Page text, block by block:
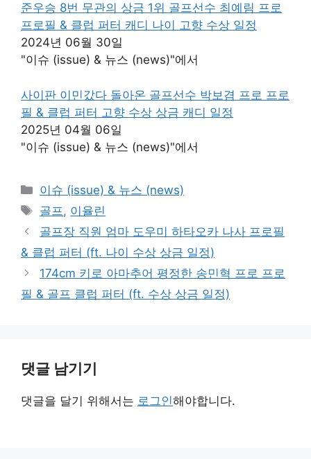
준우승 8번 무관의 상금 1위 골프선수 최예림 프로
프로필 & 클럽 퍼터 캐디 나이 고향 수상 일정
2024년 06월 30일
"이슈 (issue) & 뉴스 (news)"에서
사이판 이민갔다 돌아온 골프선수 박보겸 프로 프로
필 & 클럽 퍼터 고향 수상 상금 캐디 일정
2025년 04월 06일
"이슈 (issue) & 뉴스 (news)"에서
카
테
리
이슈 (issue) & 뉴스 (news)
태
그
골프 , 이율린
골프장 직원 엄마 도우미 하타오카 나사 프로필
& 클럽 퍼터 (ft. 나이 수상 상금 일정)
174cm 키로 아마추어 평정한 송민혁 프로 프로
필 & 골프 클럽 퍼터 (ft. 수상 상금 일정)
댓글 남기기
댓글을 달기 위해서는 로그인해야합니다.